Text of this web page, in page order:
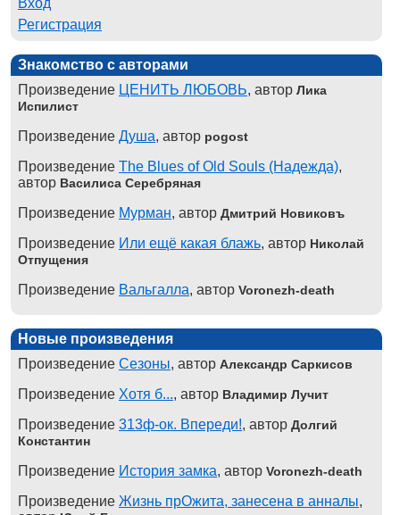
Регистрация
Знакомство с авторами
Произведение ЦЕНИТЬ ЛЮБОВЬ, автор Лика
Испилист
Произведение Душа, автор pogost
Произведение The Blues of Old Souls (Надежда),
автор Василиса Серебряная
Произведение Мурман, автор Дмитрий Новиковъ
Произведение Или ещё какая блажь, автор Николай
Отпущения
Произведение Вальгалла, автор Voronezh-death
Новые произведения
Произведение Сезоны, автор Александр Саркисов
Произведение Хотя б..., автор Владимир Лучит
Произведение 313ф-ок. Впереди!, автор Долгий
Константин
Произведение История замка, автор Voronezh-death
Произведение Жизнь прОжита, занесена в анналы,